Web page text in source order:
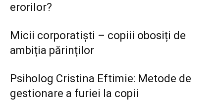
erorilor?
Micii corporatiști – copiii obosiți de
ambiția părinților
Psiholog Cristina Eftimie: Metode de
gestionare a furiei la copii